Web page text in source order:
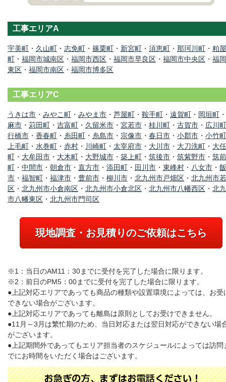
工事エリアA
宇美町 ・ 久山町 ・ 志免町 ・ 篠栗町 ・ 新宮町 ・ 須恵町 ・ 那珂川町 ・ 粕屋
町 ・ 福岡市城南区 ・ 福岡市西区 ・ 福岡市早良区 ・ 福岡市中央区 ・ 福
東区 ・ 福岡市南区 ・ 福岡市博多区
工事エリアC
うきは市 ・ みやこ町 ・ みやま市 ・ 芦屋町 ・ 鞍手町 ・ 遠賀町 ・ 岡垣町 ・
麻市 ・ 苅田町 ・ 吉富町 ・ 久留米市 ・ 宮若市 ・ 桂川町 ・ 古賀市 ・ 広川町
行橋市 ・ 香春町 ・ 糸田町 ・ 糸島市 ・ 宗像市 ・ 春日市 ・ 小郡市 ・ 小竹町
上毛町 ・ 水巻町 ・ 赤村 ・ 川崎町 ・ 太宰府市 ・ 大川市 ・ 大刀洗町 ・ 大任
町 ・ 大牟田市 ・ 大木町 ・ 大野城市 ・ 築上町 ・ 筑後市 ・ 筑紫野市 ・ 筑前
町 ・ 中間市 ・ 朝倉市 ・ 直方市 ・ 添田町 ・ 田川市 ・ 東峰村 ・ 八女市 ・
市 ・ 福智町 ・ 福津市 ・ 豊前市 ・ 柳川市 ・ 北九州市戸畑区 ・ 北九州市
区 ・ 北九州市小倉南区 ・ 北九州市小倉北区 ・ 北九州市八幡西区 ・ 北
市八幡東区 ・ 北九州市門司区
現地調査・お見積りのご依頼はこちら
※1：当日のAM11：30までに受付を完了した場合に限ります。
※2：前日のPM5：00までに受付を完了した場合に限ります。
●上記対応エリアであっても商品の種類や設置環境によっては、お受
できない場合がございます。
●上記対応エリアであっても離島は原則としてお受けできません。
●11月～3月は繁忙期のため、当日対応または翌日対応ができない場
がございます。
●上記期間外であってもエリア担当者のスケジュールによっては訪問
でにお時間をいただく場合はございます。